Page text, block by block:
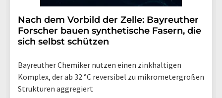
Nach dem Vorbild der Zelle: Bayreuther
Forscher bauen synthetische Fasern, die
sich selbst schützen
Bayreuther Chemiker nutzen einen zinkhaltigen
Komplex, der ab 32 °C reversibel zu mikrometergroßen
Strukturen aggregiert